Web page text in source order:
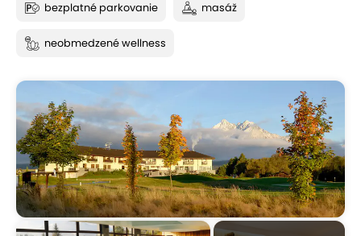
bezplatné parkovanie masáž
neobmedzené wellness